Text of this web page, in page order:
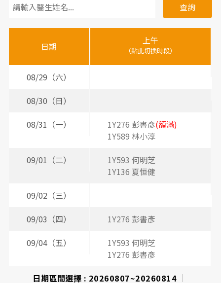
診
醫
時
查詢
日期
上午
（點此切換時段）
08/29（六）
08/30（日）
08/31（一）
1Y276 彭書彥(額滿)
1Y589 林小淳
09/01（二）
1Y593 何明芝
1Y136 夏恒健
09/02（三）
09/03（四）
1Y276 彭書彥
09/04（五）
1Y593 何明芝
1Y276 彭書彥
日期區間選擇 : 20260807~20260814